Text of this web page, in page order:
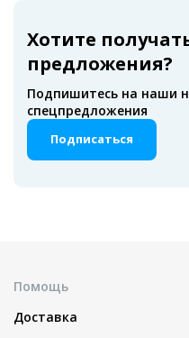
Хотите
предложения?
Подпишитесь на наши
спецпредложения
Подписаться
Помощь
Доставка